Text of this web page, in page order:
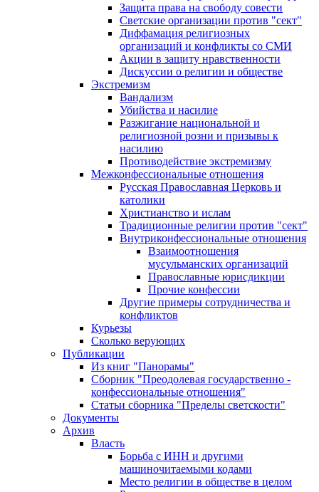
Защита права на свободу совести
Светские организации против "сект"
Диффамация религиозных
организаций и конфликты со СМИ
Акции в защиту нравственности
Дискуссии о религии и обществе
Экстремизм
Вандализм
Убийства и насилие
Разжигание национальной и
религиозной розни и призывы к
насилию
Противодействие экстремизму
Межконфессиональные отношения
Русская Православная Церковь и
католики
Христианство и ислам
Традиционные религии против "сект"
Внутриконфессиональные отношения
Взаимоотношения
мусульманских организаций
Православные юрисдикции
Прочие конфессии
Другие примеры сотрудничества и
конфликтов
Курьезы
Сколько верующих
Публикации
Из книг "Панорамы"
Сборник "Преодолевая государственно -
конфессиональные отношения"
Статьи сборника "Пределы светскости"
Документы
Архив
Власть
Борьба с ИНН и другими
машиночитаемыми кодами
Место религии в обществе в целом